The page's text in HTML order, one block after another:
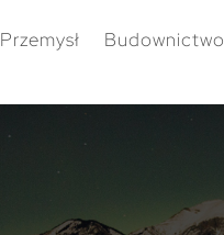
Przemysł Budownictwo